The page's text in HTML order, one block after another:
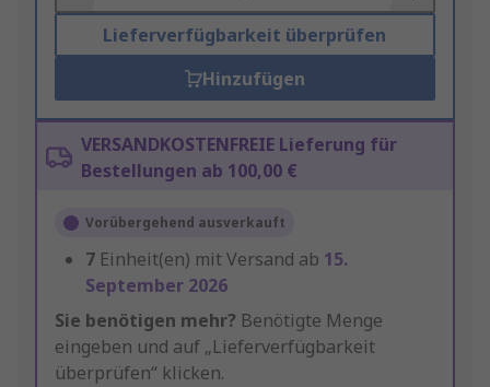
Lieferverfügbarkeit überprüfen
Hinzufügen
VERSANDKOSTENFREIE Lieferung für
Bestellungen ab 100,00 €
Vorübergehend ausverkauft
7 Einheit(en) mit Versand ab 15.
September 2026
Sie benötigen mehr? Benötigte Menge
eingeben und auf „Lieferverfügbarkeit
überprüfen“ klicken.